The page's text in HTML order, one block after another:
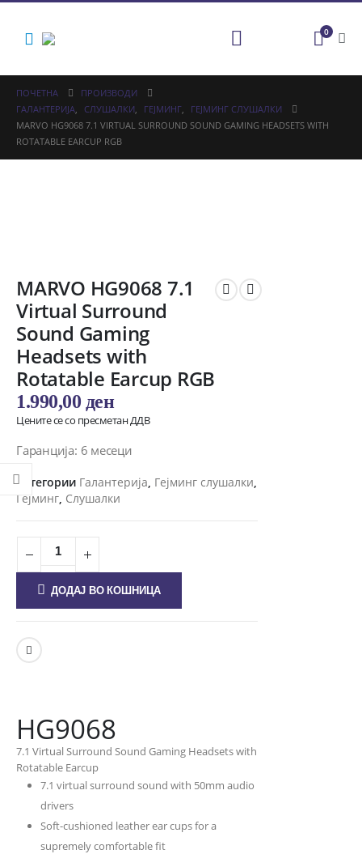
0
ПОЧЕТНА
ПРОИЗВОДИ
ГАЛАНТЕРИЈА, СЛУШАЛКИ, ГЕЈМИНГ,
ГЕЈМИНГ СЛУШАЛКИ
MARVO HG9068 7.1 VIRTUAL SURROUND SOUND GAMING HEADSETS WITH
ROTATABLE EARCUP RGB
MARVO HG9068 7.1
Virtual Surround
Sound Gaming
Headsets with
Rotatable Earcup RGB
1.990,00 ден
Цените се со пресметан ДДВ
Гаранција: 6 месеци
Категории Галантерија, Гејминг слушалки,
Гејминг, Слушалки
ДОДАЈ ВО КОШНИЦА
HG9068
7.1 Virtual Surround Sound Gaming Headsets with
Rotatable Earcup
7.1 virtual surround sound with 50mm audio
drivers
Soft-cushioned leather ear cups for a
supremely comfortable fit